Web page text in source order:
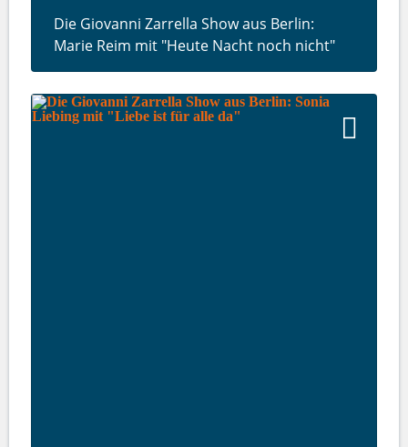
Die Giovanni Zarrella Show aus Berlin:
Marie Reim mit "Heute Nacht noch nicht"